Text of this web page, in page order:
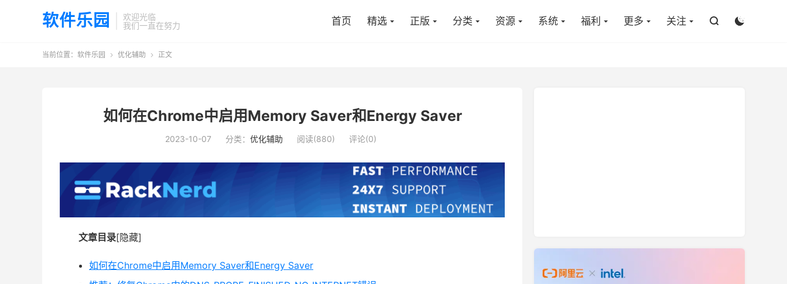
软件乐园
欢迎光临
我们一直在努力
首页 精选 正版 分类 资源 系统 福利 更多 关注  
当前位置： 软件乐园  优化辅助  正文
如何在Chrome中启用Memory Saver和Energy Saver
2023-10-07 分类： 优化辅助 阅读(880) 评论(0)
文章目录[隐藏]
如何在Chrome中启用Memory Saver和Energy Saver